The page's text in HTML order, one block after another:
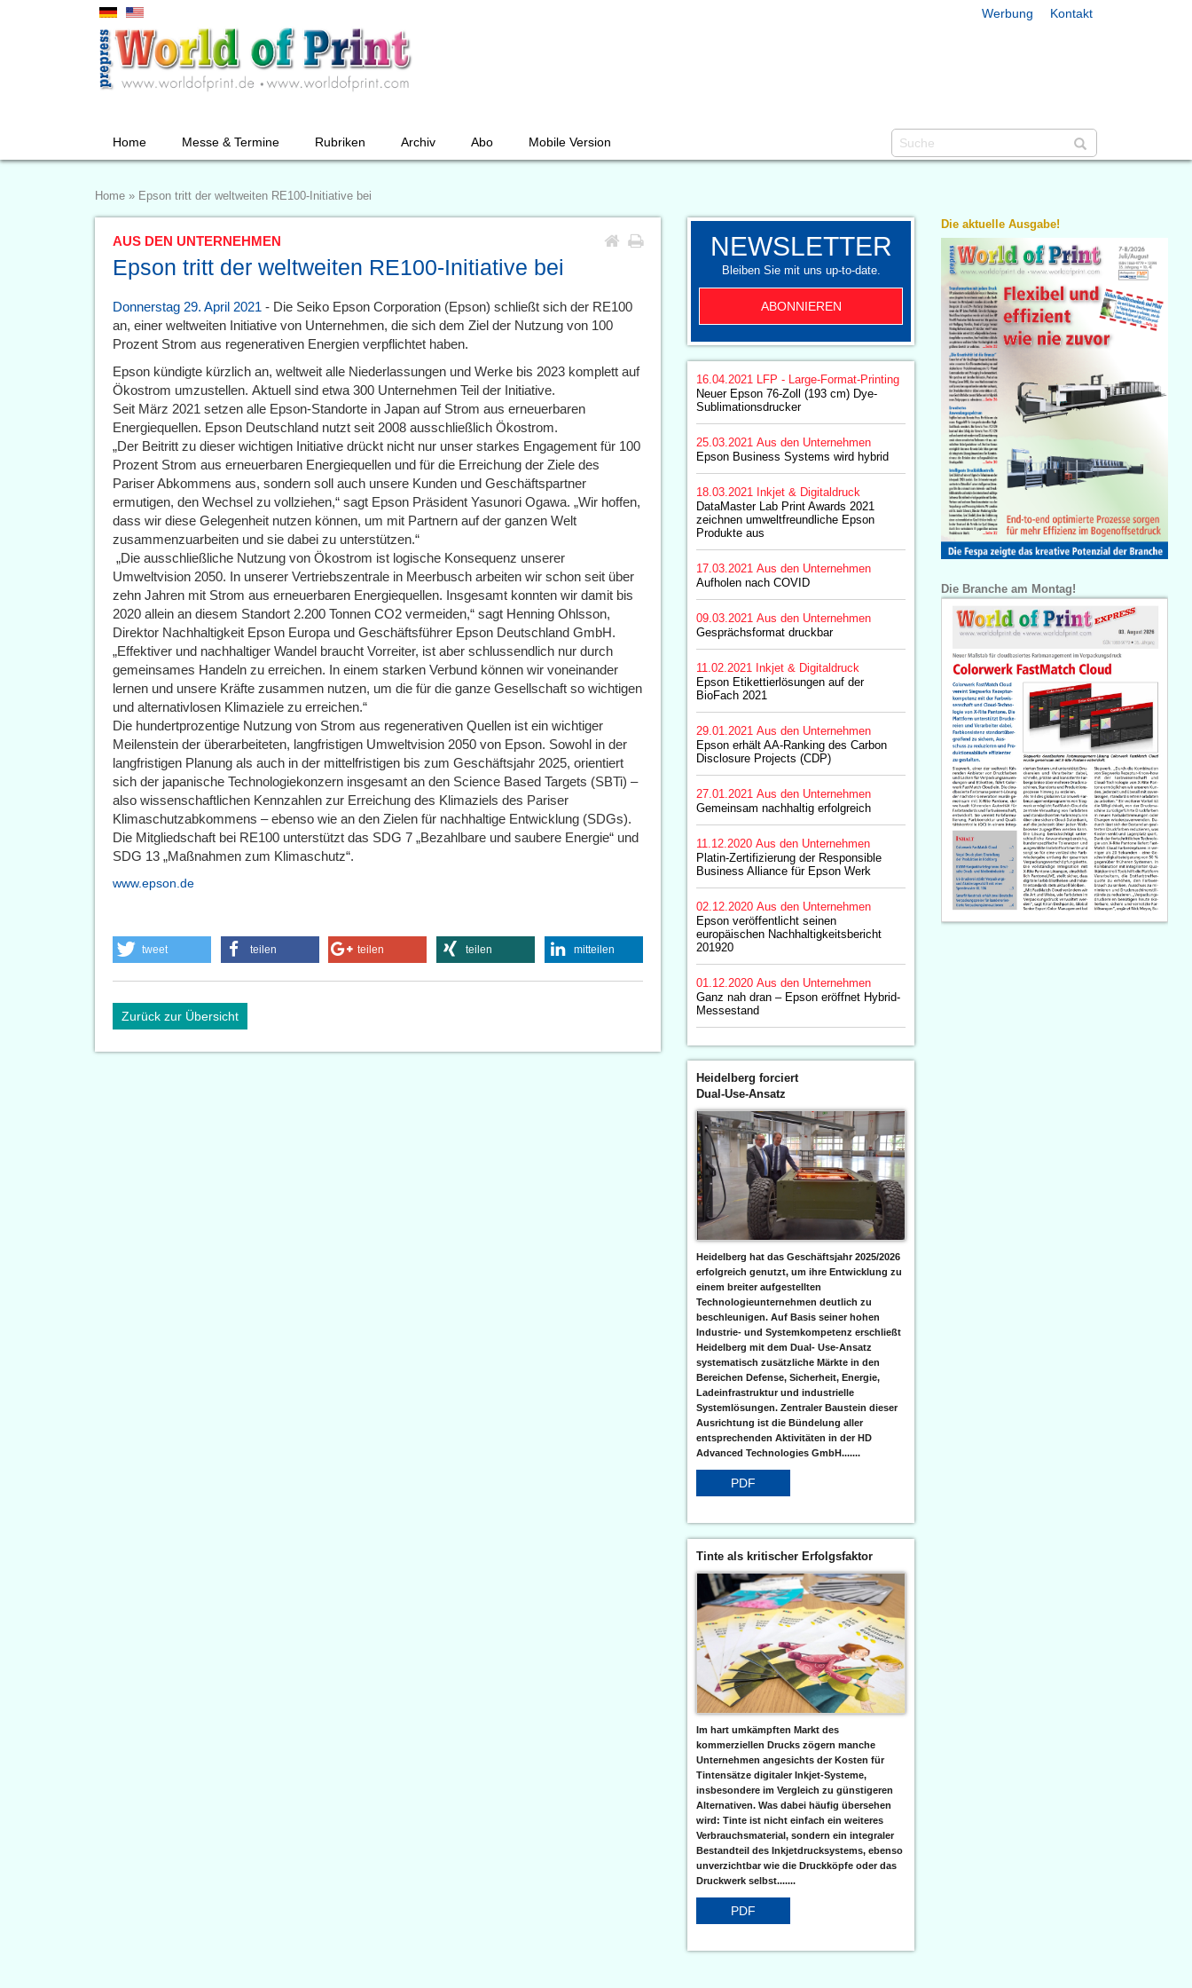
Werbung Kontakt
Home Messe & Termine Rubriken Archiv Abo Mobile Version
Home » Epson tritt der weltweiten RE100-Initiative bei
AUS DEN UNTERNEHMEN
Epson tritt der weltweiten RE100-Initiative bei
Donnerstag 29. April 2021 - Die Seiko Epson Corporation (Epson) schließt sich der RE100
an, einer weltweiten Initiative von Unternehmen, die sich dem Ziel der Nutzung von 100
Prozent Strom aus regenerativen Energien verpflichtet haben.
Epson kündigte kürzlich an, weltweit alle Niederlassungen und Werke bis 2023 komplett auf
Ökostrom umzustellen. Aktuell sind etwa 300 Unternehmen Teil der Initiative.
Seit März 2021 setzen alle Epson-Standorte in Japan auf Strom aus erneuerbaren
Energiequellen. Epson Deutschland nutzt seit 2008 ausschließlich Ökostrom.
„Der Beitritt zu dieser wichtigen Initiative drückt nicht nur unser starkes Engagement für 100
Prozent Strom aus erneuerbaren Energiequellen und für die Erreichung der Ziele des
Pariser Abkommens aus, sondern soll auch unsere Kunden und Geschäftspartner
ermutigen, den Wechsel zu vollziehen,“ sagt Epson Präsident Yasunori Ogawa. „Wir hoffen,
dass wir diese Gelegenheit nutzen können, um mit Partnern auf der ganzen Welt
zusammenzuarbeiten und sie dabei zu unterstützen.“
„Die ausschließliche Nutzung von Ökostrom ist logische Konsequenz unserer
Umweltvision 2050. In unserer Vertriebszentrale in Meerbusch arbeiten wir schon seit über
zehn Jahren mit Strom aus erneuerbaren Energiequellen. Insgesamt konnten wir damit bis
2020 allein an diesem Standort 2.200 Tonnen CO2 vermeiden,“ sagt Henning Ohlsson,
Direktor Nachhaltigkeit Epson Europa und Geschäftsführer Epson Deutschland GmbH.
„Effektiver und nachhaltiger Wandel braucht Vorreiter, ist aber schlussendlich nur durch
gemeinsames Handeln zu erreichen. In einem starken Verbund können wir voneinander
lernen und unsere Kräfte zusammen nutzen, um die für die ganze Gesellschaft so wichtigen
und alternativlosen Klimaziele zu erreichen.“
Die hundertprozentige Nutzung von Strom aus regenerativen Quellen ist ein wichtiger
Meilenstein der überarbeiteten, langfristigen Umweltvision 2050 von Epson. Sowohl in der
langfristigen Planung als auch in der mittelfristigen bis zum Geschäftsjahr 2025, orientiert
sich der japanische Technologiekonzern insgesamt an den Science Based Targets (SBTi) –
also wissenschaftlichen Kennzahlen zur Erreichung des Klimaziels des Pariser
Klimaschutzabkommens – ebenso wie an den Zielen für nachhaltige Entwicklung (SDGs).
Die Mitgliedschaft bei RE100 unterstützt das SDG 7 „Bezahlbare und saubere Energie“ und
SDG 13 „Maßnahmen zum Klimaschutz“.
www.epson.de
tweet teilen teilen teilen mitteilen
Zurück zur Übersicht
NEWSLETTER
Bleiben Sie mit uns up-to-date.
ABONNIEREN
16.04.2021
LFP - Large-Format-Printing
Neuer Epson 76-Zoll (193 cm) Dye-
Sublimationsdrucker
25.03.2021 Aus den Unternehmen
Epson Business Systems wird hybrid
18.03.2021
Inkjet & Digitaldruck
DataMaster Lab Print Awards 2021
zeichnen umweltfreundliche Epson
Produkte aus
17.03.2021 Aus den Unternehmen
Aufholen nach COVID
09.03.2021 Aus den Unternehmen
Gesprächsformat druckbar
11.02.2021
Inkjet & Digitaldruck
Epson Etikettierlösungen auf der
BioFach 2021
29.01.2021 Aus den Unternehmen
Epson erhält AA-Ranking des Carbon
Disclosure Projects (CDP)
27.01.2021 Aus den Unternehmen
Gemeinsam nachhaltig erfolgreich
11.12.2020 Aus den Unternehmen
Platin-Zertifizierung der Responsible
Business Alliance für Epson Werk
02.12.2020 Aus den Unternehmen
Epson veröffentlicht seinen
europäischen Nachhaltigkeitsbericht
201920
01.12.2020 Aus den Unternehmen
Ganz nah dran – Epson eröffnet Hybrid-
Messestand
Heidelberg forciert
Dual-Use-Ansatz
Heidelberg hat das Geschäftsjahr 2025/2026
erfolgreich genutzt, um ihre Entwicklung zu
einem breiter aufgestellten
Technologieunternehmen deutlich zu
beschleunigen. Auf Basis seiner hohen
Industrie- und Systemkompetenz erschließt
Heidelberg mit dem Dual- Use-Ansatz
systematisch zusätzliche Märkte in den
Bereichen Defense, Sicherheit, Energie,
Ladeinfrastruktur und industrielle
Systemlösungen. Zentraler Baustein dieser
Ausrichtung ist die Bündelung aller
entsprechenden Aktivitäten in der HD
Advanced Technologies GmbH.......
PDF
Tinte als kritischer Erfolgsfaktor
Im hart umkämpften Markt des
kommerziellen Drucks zögern manche
Unternehmen angesichts der Kosten für
Tintensätze digitaler Inkjet-Systeme,
insbesondere im Vergleich zu günstigeren
Alternativen. Was dabei häufig übersehen
wird: Tinte ist nicht einfach ein weiteres
Verbrauchsmaterial, sondern ein integraler
Bestandteil des Inkjetdrucksystems, ebenso
unverzichtbar wie die Druckköpfe oder das
Druckwerk selbst.......
PDF
Die aktuelle Ausgabe!
Die Branche am Montag!